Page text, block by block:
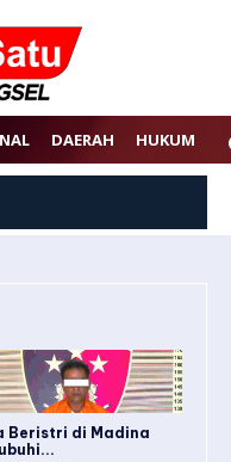
DAERAH HUKUM
Beristri di Madina